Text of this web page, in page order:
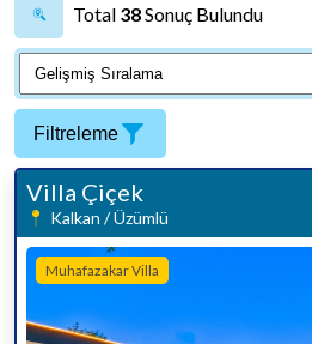
Total 38Sonuç Bulundu
Filtreleme
Villa Çiçek
Kalkan / Üzümlü
Muhafazakar Villa